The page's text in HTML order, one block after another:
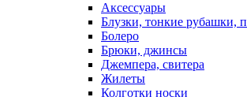
Аксессуары
Блузки, тонкие рубашки,
Болеро
Брюки, джинсы
Джемпера, свитера
Жилеты
Колготки носки